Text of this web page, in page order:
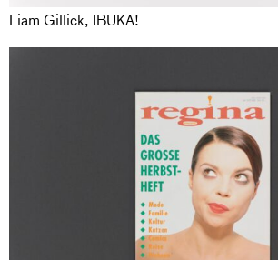
Liam Gillick, IBUKA!